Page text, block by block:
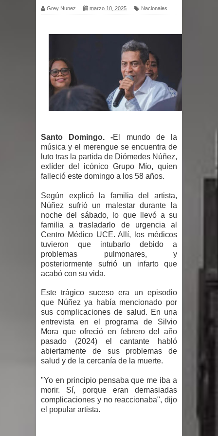
por un delicado problema cardíaco
dominicanos a unirse para sacar al
PRM del Gobierno
Tres detenidos tras detectarse una
Ayuntamiento de Santiago
PRM votará “por aclamación” a sus
nuevas autoridades
El expresidente peruano Ollanta
Humala queda en libertad tras la
anulación de condena de 15 años por
lavado
impulsan nuevas metas de
transparencia a través SISMAP
municipal
La Fiscalía de Bolivia ordena la
detención del expresidente Evo
Morales
Grey Nunez marzo 10, 2025 Nacionales
Santo Domingo. -El mundo de la
música y el merengue se encuentra de
luto tras la partida de Diómedes Núñez,
exlíder del icónico Grupo Mío, quien
falleció este domingo a los 58 años.
Según explicó la familia del artista,
Núñez sufrió un malestar durante la
noche del sábado, lo que llevó a su
familia a trasladarlo de urgencia al
Centro Médico UCE. Allí, los médicos
tuvieron que intubarlo debido a
problemas pulmonares, y
posteriormente sufrió un infarto que
acabó con su vida.
Este trágico suceso era un episodio
que Núñez ya había mencionado por
sus complicaciones de salud. En una
entrevista en el programa de Silvio
Mora que ofreció en febrero del año
pasado (2024) el cantante habló
abiertamente de sus problemas de
salud y de la cercanía de la muerte.
"Yo en principio pensaba que me iba a
morir. Sí, porque eran demasiadas
complicaciones y no reaccionaba", dijo
el popular artista.